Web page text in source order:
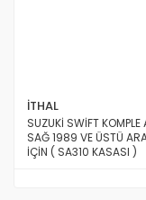
İTHAL
SUZUKİ SWİFT KOMPLE
SAĞ 1989 VE ÜSTÜ
İÇİN ( SA310 KASASI )